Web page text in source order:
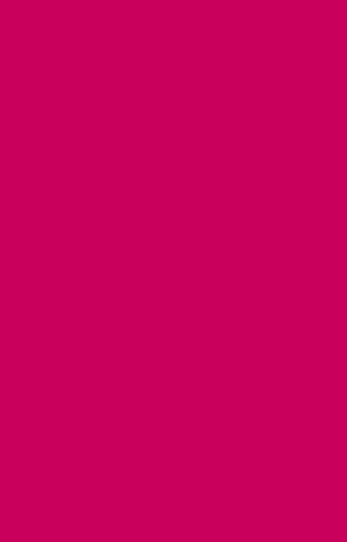
handreiking Handhaving en